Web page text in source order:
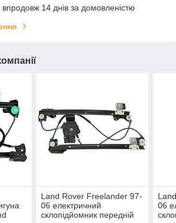
14 днів за домовленістю
Land Rover Freelander 97-
06 електричний
склопідйомник передній
06